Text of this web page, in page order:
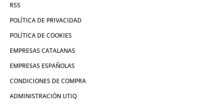
RSS
POLÍTICA DE PRIVACIDAD
POLÍTICA DE COOKIES
EMPRESAS CATALANAS
EMPRESAS ESPAÑOLAS
CONDICIONES DE COMPRA
ADMINISTRACIÓN UTIQ